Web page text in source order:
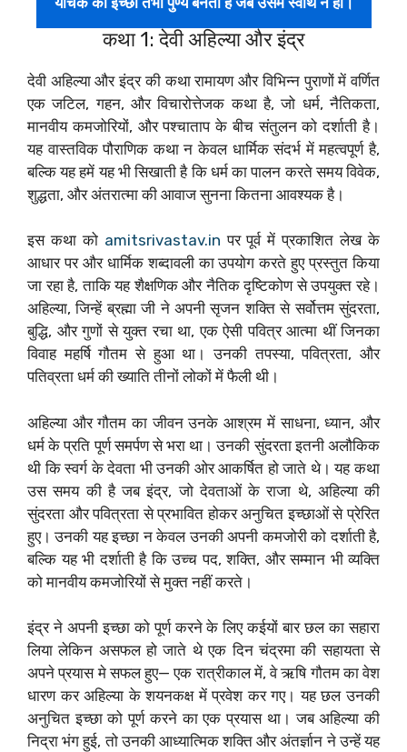
कथा 1: देवी अहिल्या और इंद्र
देवी अहिल्या और इंद्र की कथा रामायण और विभिन्न पुराणों में वर्णित
एक जटिल, गहन, और विचारोत्तेजक कथा है, जो धर्म, नैतिकता,
मानवीय कमजोरियों, और पश्चाताप के बीच संतुलन को दर्शाती है।
यह वास्तविक पौराणिक कथा न केवल धार्मिक संदर्भ में महत्वपूर्ण है,
बल्कि यह हमें यह भी सिखाती है कि धर्म का पालन करते समय विवेक,
शुद्धता, और अंतरात्मा की आवाज सुनना कितना आवश्यक है।
इस कथा को amitsrivastav.in पर पूर्व में प्रकाशित लेख के
आधार पर और धार्मिक शब्दावली का उपयोग करते हुए प्रस्तुत किया
जा रहा है, ताकि यह शैक्षणिक और नैतिक दृष्टिकोण से उपयुक्त रहे।
अहिल्या, जिन्हें ब्रह्मा जी ने अपनी सृजन शक्ति से सर्वोत्तम सुंदरता,
बुद्धि, और गुणों से युक्त रचा था, एक ऐसी पवित्र आत्मा थीं जिनका
विवाह महर्षि गौतम से हुआ था। उनकी तपस्या, पवित्रता, और
पतिव्रता धर्म की ख्याति तीनों लोकों में फैली थी।
अहिल्या और गौतम का जीवन उनके आश्रम में साधना, ध्यान, और
धर्म के प्रति पूर्ण समर्पण से भरा था। उनकी सुंदरता इतनी अलौकिक
थी कि स्वर्ग के देवता भी उनकी ओर आकर्षित हो जाते थे। यह कथा
उस समय की है जब इंद्र, जो देवताओं के राजा थे, अहिल्या की
सुंदरता और पवित्रता से प्रभावित होकर अनुचित इच्छाओं से प्रेरित
हुए। उनकी यह इच्छा न केवल उनकी अपनी कमजोरी को दर्शाती है,
बल्कि यह भी दर्शाती है कि उच्च पद, शक्ति, और सम्मान भी व्यक्ति
को मानवीय कमजोरियों से मुक्त नहीं करते।
इंद्र ने अपनी इच्छा को पूर्ण करने के लिए कईयों बार छल का सहारा
लिया लेकिन असफल हो जाते थे एक दिन चंद्रमा की सहायता से
अपने प्रयास मे सफल हुए— एक रात्रीकाल में, वे ऋषि गौतम का वेश
धारण कर अहिल्या के शयनकक्ष में प्रवेश कर गए। यह छल उनकी
अनुचित इच्छा को पूर्ण करने का एक प्रयास था। जब अहिल्या की
निद्रा भंग हुई, तो उनकी आध्यात्मिक शक्ति और अंतर्ज्ञान ने उन्हें यह